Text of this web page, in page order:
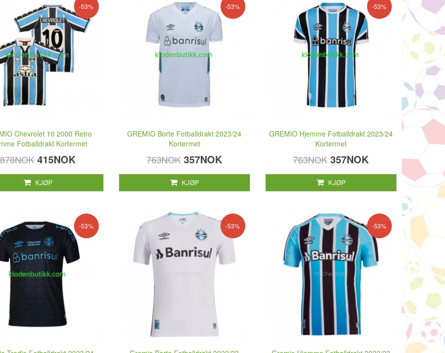
-53%
Chevrolet 10 2000 Retro
Fotballdrakt Kortermet
878NOK 415NOK
KJØP
-53%
GREMIO Borte Fotballdrakt 2023/24
Kortermet
763NOK 357NOK
KJØP
-53%
GREMIO Hjemme Fotballdrakt 2023/24
Kortermet
763NOK 357NOK
KJØP
-53% -53% -53%